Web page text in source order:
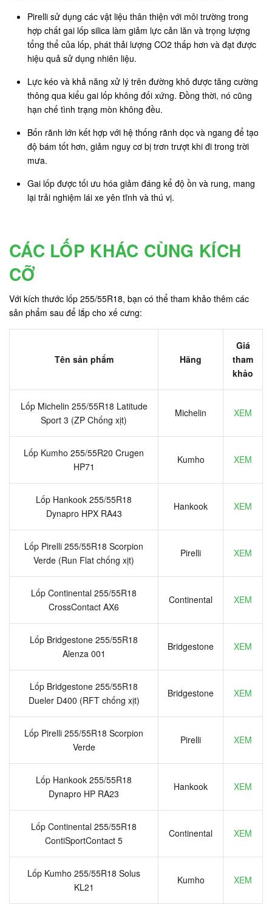
Pirelli sử dụng các vật liệu thân thiện với môi trường trong
hợp chất gai lốp silica làm giảm lực cản lăn và trọng lượng
tổng thể của lốp, phát thải lượng CO2 thấp hơn và đạt được
hiệu quả sử dụng nhiên liệu.
Lực kéo và khả năng xử lý trên đường khô được tăng cường
thông qua kiểu gai lốp không đối xứng. Đồng thời, nó cũng
hạn chế tình trạng mòn không đều.
Bốn rãnh lớn kết hợp với hệ thống rãnh dọc và ngang để tạo
độ bám tốt hơn, giảm nguy cơ bị trơn trượt khi đi trong trời
mưa.
Gai lốp được tối ưu hóa giảm đáng kể độ ồn và rung, mang
lại trải nghiệm lái xe yên tĩnh và thú vị.
CÁC LỐP KHÁC CÙNG KÍCH
CỠ
Với kích thước lốp 255/55R18, bạn có thể tham khảo thêm các
sản phẩm sau để lắp cho xế cưng:
Tên sản phẩm Hãng
Giá
tham
khảo
Lốp Michelin 255/55R18 Latitude
Sport 3 (ZP Chống xịt)
Michelin XEM
Lốp Kumho 255/55R20 Crugen
HP71
Kumho XEM
Lốp Hankook 255/55R18
Dynapro HPX RA43
Hankook XEM
Lốp Pirelli 255/55R18 Scorpion
Verde (Run Flat chống xịt)
Pirelli XEM
Lốp Continental 255/55R18
CrossContact AX6
Continental XEM
Lốp Bridgestone 255/55R18
Alenza 001
Bridgestone XEM
Lốp Bridgestone 255/55R18
Dueler D400 (RFT chống xịt)
Bridgestone XEM
Lốp Pirelli 255/55R18 Scorpion
Verde
Pirelli XEM
Lốp Hankook 255/55R18
Dynapro HP RA23
Hankook XEM
Lốp Continental 255/55R18
ContiSportContact 5
Continental XEM
Lốp Kumho 255/55R18 Solus
KL21
Kumho XEM